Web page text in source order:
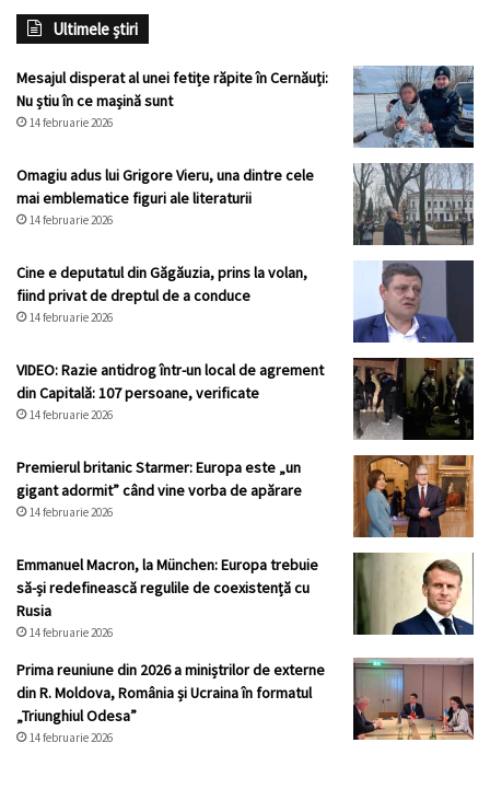
Ultimele știri
Mesajul disperat al unei fetițe răpite în Cernăuți:
Nu știu în ce mașină sunt
14 februarie 2026
Omagiu adus lui Grigore Vieru, una dintre cele
mai emblematice figuri ale literaturii
14 februarie 2026
Cine e deputatul din Găgăuzia, prins la volan,
fiind privat de dreptul de a conduce
14 februarie 2026
VIDEO: Razie antidrog într-un local de agrement
din Capitală: 107 persoane, verificate
14 februarie 2026
Premierul britanic Starmer: Europa este „un
gigant adormit” când vine vorba de apărare
14 februarie 2026
Emmanuel Macron, la München: Europa trebuie
să-și redefinească regulile de coexistență cu
Rusia
14 februarie 2026
Prima reuniune din 2026 a miniștrilor de externe
din R. Moldova, România și Ucraina în formatul
„Triunghiul Odesa”
14 februarie 2026